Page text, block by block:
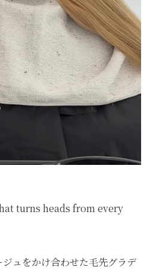
turns heads from every
ュをかけ合わせた毛先グラデ